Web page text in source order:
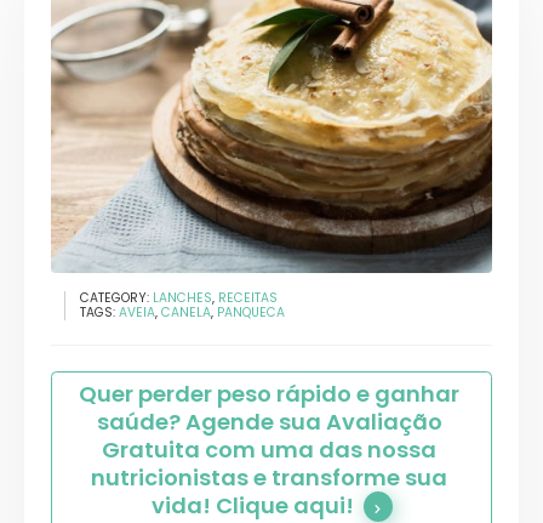
CATEGORY: LANCHES, RECEITAS
TAGS: AVEIA, CANELA, PANQUECA
Quer perder peso rápido e ganhar
saúde? Agende sua Avaliação
Gratuita com uma das nossa
nutricionistas e transforme sua
vida! Clique aqui!